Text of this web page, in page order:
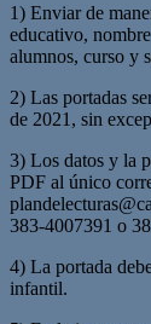
1) Enviar de
educativo,
alumnos, curso y
2) Las portadas
de 2021, sin
3) Los datos y la
PDF al único
383-4007391 o
4) La portada
infantil.